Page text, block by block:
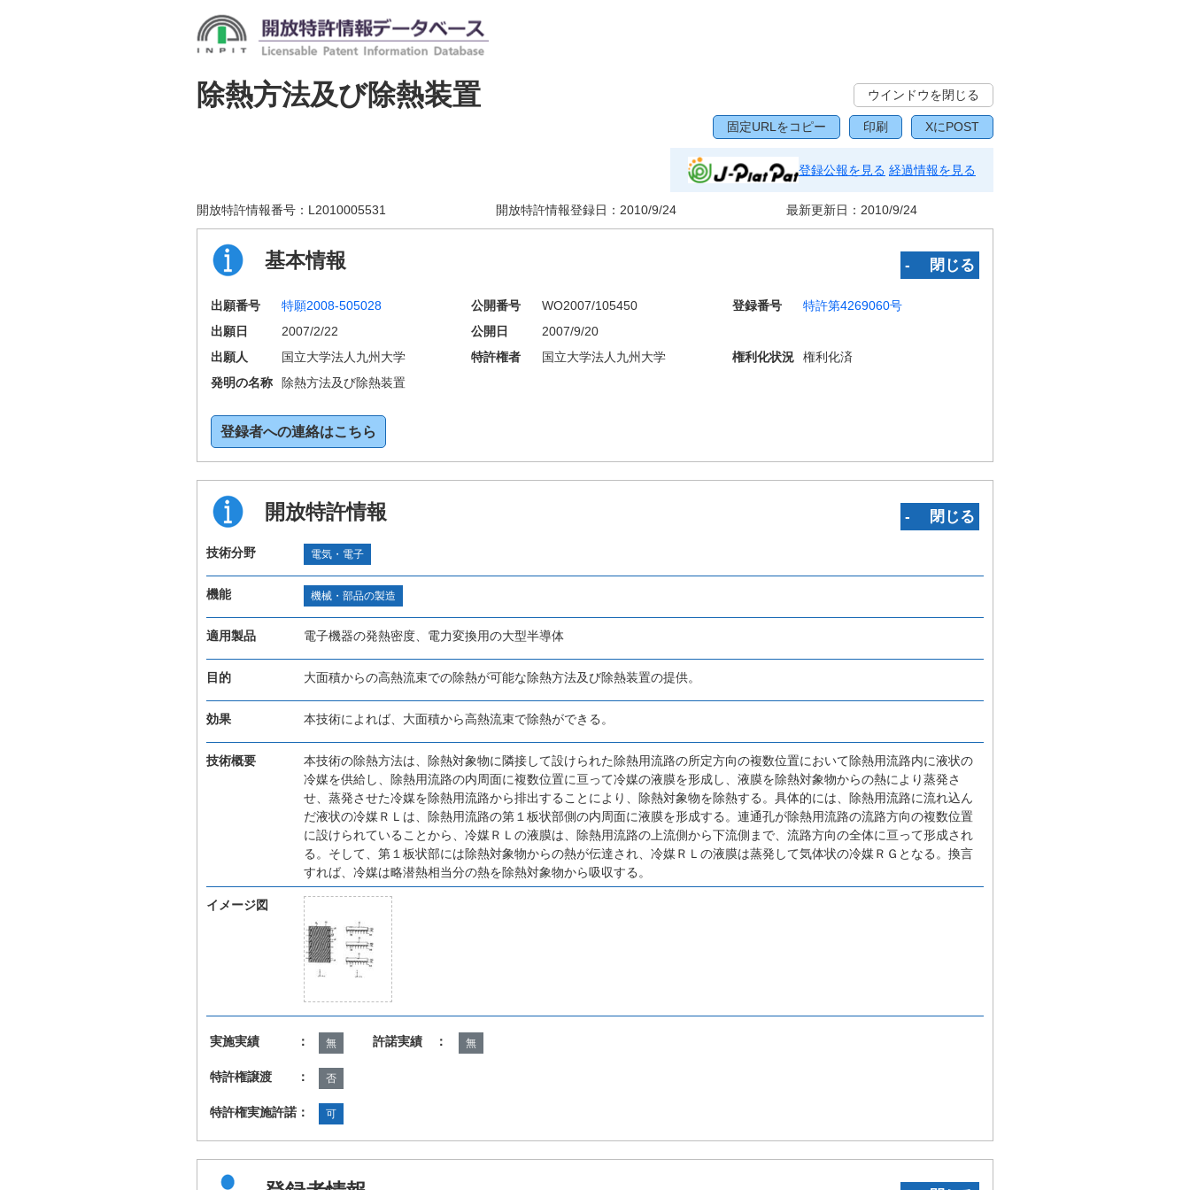
除熱方法及び除熱装置 ウインドウを閉じる
固定URLをコピー 印刷 XにPOST
登録公報を見る 経過情報を見る
開放特許情報番号： L2010005531 開放特許情報登録日： 2010/9/24 最新更新日： 2010/9/24
基本情報 ‐ 閉じる
出願番号 特願2008-505028 公開番号 WO2007/105450 登録番号
特許第4269060号
出願日
2007/2/22 公開日
2007/9/20
出願人
国立大学法人九州大学 特許権者 国立大学法人九州大学 権利化状況
権利化済
発明の名称
除熱方法及び除熱装置
登録者への連絡はこちら
開放特許情報 ‐ 閉じる
技術分野 電気・電子
機能 機械・部品の製造
適用製品 電子機器の発熱密度、電力変換用の大型半導体
目的 大面積からの高熱流束での除熱が可能な除熱方法及び除熱装置の提供。
効果 本技術によれば、大面積から高熱流束で除熱ができる。
技術概要
本技術の除熱方法は、除熱対象物に隣接して設けられた除熱用流路の所定方向の複数位置において除熱用流路内に液状の
冷媒を供給し、除熱用流路の内周面に複数位置に亘って冷媒の液膜を形成し、液膜を除熱対象物からの熱により蒸発さ
せ、蒸発させた冷媒を除熱用流路から排出することにより、除熱対象物を除熱する。具体的には、除熱用流路に流れ込ん
だ液状の冷媒ＲＬは、除熱用流路の第１板状部側の内周面に液膜を形成する。連通孔が除熱用流路の流路方向の複数位置
に設けられていることから、冷媒ＲＬの液膜は、除熱用流路の上流側から下流側まで、流路方向の全体に亘って形成され
る。そして、第１板状部には除熱対象物からの熱が伝達され、冷媒ＲＬの液膜は蒸発して気体状の冷媒ＲＧとなる。換言
すれば、冷媒は略潜熱相当分の熱を除熱対象物から吸収する。
イメージ図
実施実績 ： 無 許諾実績 ： 無
特許権譲渡 ： 否
特許権実施許諾： 可